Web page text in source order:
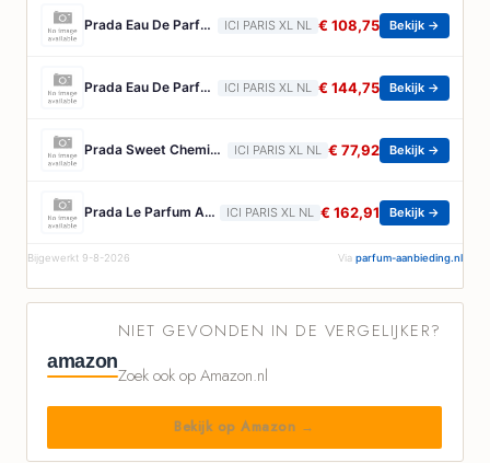
Prada Eau De Parfum Navulbaar Dames Parfum Prada - Paradoxe Eau De Parfum - Navulbaar Dames Parfum - 50 ML ICI PARIS XL NL € 108,75 Bekijk →
Prada Eau De Parfum Navulbaar Dames Parfum Prada - Paradoxe Eau De Parfum - Navulbaar Dames Parfum - 90 ML ICI PARIS XL NL € 144,75 Bekijk →
Prada Sweet Chemistry Eau De Parfum Bloemig Fruitig Gourmand Navlubaar Dames Parfum Prada - Paradoxe Sweet Chemistry Eau De Parfum - Bloemig Fruitig Gourmand Navlubaar Dames Parfum - 30 ML ICI PARIS XL NL € 77,92 Bekijk →
Prada Le Parfum Amberachtig Houtachtig Parfum Voor Heren Prada - Paradigme Le Parfum - Amberachtig Houtachtig Parfum Voor Heren - 150 ML ICI PARIS XL NL € 162,91 Bekijk →
Bijgewerkt 9-8-2026 Via parfum-aanbieding.nl
amazon
NIET GEVONDEN IN DE VERGELIJKER?
Zoek ook op Amazon.nl
Bekijk op Amazon →